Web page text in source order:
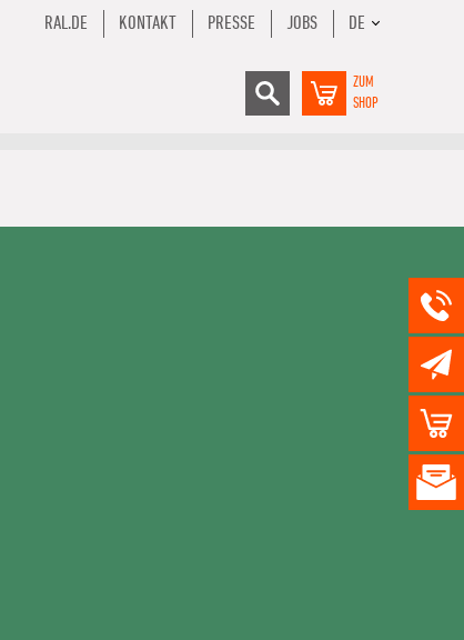
RAL.DE KONTAKT PRESSE JOBS DE
ZUM
SHOP